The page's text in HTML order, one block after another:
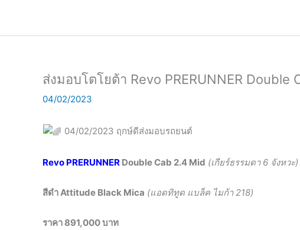
content
ส่งมอบโตโยต้า Revo PRERUNNER
04/02/2023
04/02/2023 ฤกษ์ดีส่งมอบรถยนต์
Revo PRERUNNER Double Cab 2.4 Mid (เกียร์ธรรมดา 6 จังหวะ)
สีดำ Attitude Black Mica (แอดทิทูด แบล็ค ไมก้า 218)
ราคา 891,000 บาท